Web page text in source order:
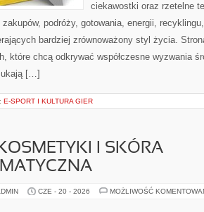
ciekawostki oraz rzetelne
zakupów, podróży, gotowania, energii,
bardziej zrównoważony styl życia.
które chcą odkrywać współczesne wyzwania
[…]
E-SPORT I KULTURA GIER
I SKÓRA
CZE - 20 - 2026 MOŻLIWOŚĆ